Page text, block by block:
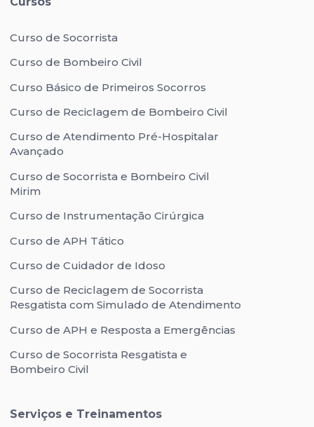
Curso de Socorrista
Curso de Bombeiro Civil
Curso Básico de Primeiros Socorros
Curso de Reciclagem de Bombeiro Civil
Curso de Atendimento Pré-Hospitalar
Avançado
Curso de Socorrista e Bombeiro Civil
Mirim
Curso de Instrumentação Cirúrgica
Curso de APH Tático
Curso de Cuidador de Idoso
Curso de Reciclagem de Socorrista
Resgatista com Simulado de Atendimento
Curso de APH e Resposta a Emergências
Curso de Socorrista Resgatista e
Bombeiro Civil
Serviços e Treinamentos